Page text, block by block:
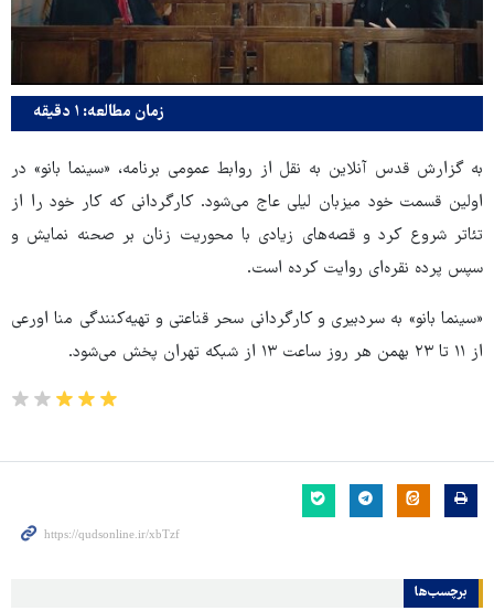
زمان مطالعه: ۱ دقیقه
به گزارش قدس آنلاین به نقل از روابط عمومی برنامه، «سینما بانو» در
اولین قسمت خود میزبان لیلی عاج می‌شود. کارگردانی که کار خود را از
تئاتر شروع کرد و قصه‌های زیادی با محوریت زنان بر صحنه نمایش و
سپس پرده نقره‌ای روایت کرده است.
«سینما بانو» به سردبیری و کارگردانی سحر قناعتی و تهیه‌کنندگی منا اورعی
از ۱۱ تا ۲۳ بهمن هر روز ساعت ۱۳ از شبکه تهران پخش می‌شود.
برچسب‌ها